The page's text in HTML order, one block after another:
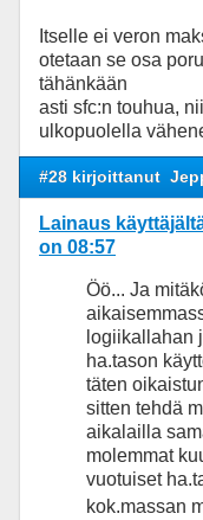
Itselle ei veron
otetaan se osa
tähänkään
asti sfc:n touhua,
ulkopuolella
#28 kirjoittanut
Lainaus
on 08:57
Öö... Ja
logiikallahan
ha.tason
täten
sitten tehdä
aikalailla
molemmat
vuotuiset
kok.massan